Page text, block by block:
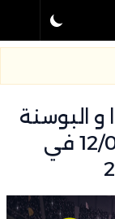
و البوسنة
والهرسك بتاريخ 12/06/2026 في